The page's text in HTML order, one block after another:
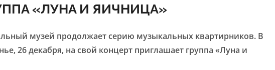
«ЛУНА И ЯИЧНИЦА»
музей продолжает серию музыкальных квартирников. В
26 декабря, на свой концерт приглашает группа «Луна и